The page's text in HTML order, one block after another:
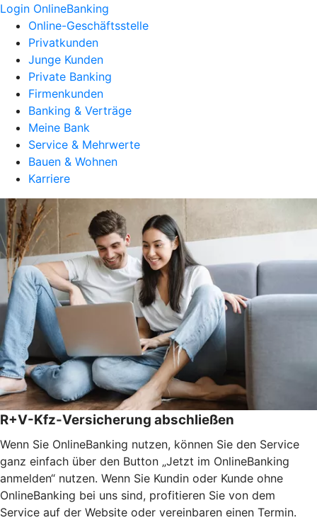
Login OnlineBanking
Online-Geschäftsstelle
Privatkunden
Junge Kunden
Private Banking
Firmenkunden
Banking & Verträge
Meine Bank
Service & Mehrwerte
Bauen & Wohnen
Karriere
R+V-Kfz-Versicherung abschließen
Wenn Sie OnlineBanking nutzen, können Sie den Service
ganz einfach über den Button „Jetzt im OnlineBanking
anmelden“ nutzen. Wenn Sie Kundin oder Kunde ohne
OnlineBanking bei uns sind, profitieren Sie von dem
Service auf der Website oder vereinbaren einen Termin.